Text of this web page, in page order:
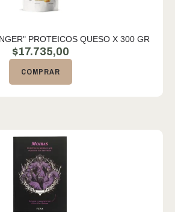
PROTEICOS QUESO X 300 GR
$17.735,00
COMPRAR